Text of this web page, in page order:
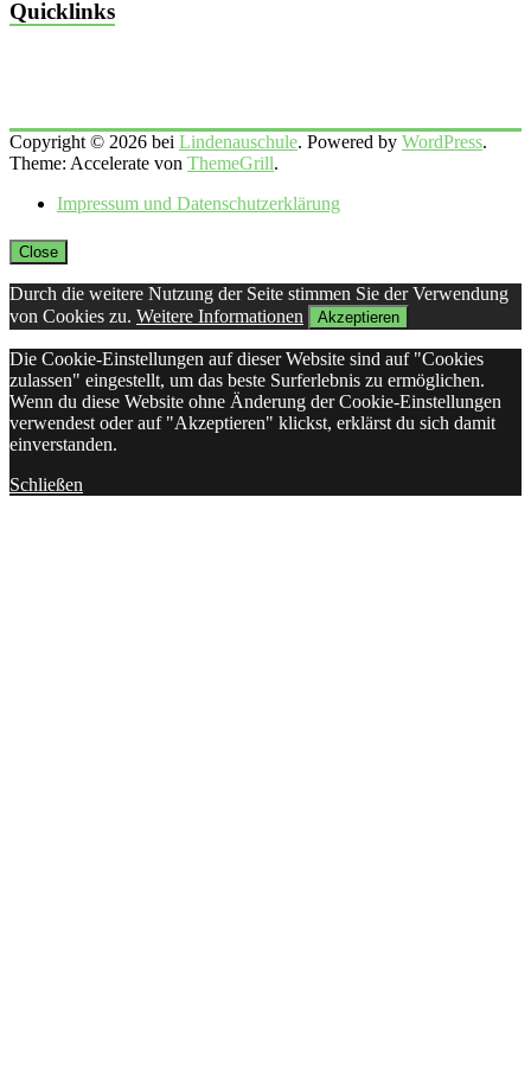
Quicklinks
Copyright © 2026 bei Lindenauschule. Powered by WordPress.
Theme: Accelerate von ThemeGrill.
Impressum und Datenschutzerklärung
Close
Durch die weitere Nutzung der Seite stimmen Sie der Verwendung
von Cookies zu. Weitere Informationen Akzeptieren
Die Cookie-Einstellungen auf dieser Website sind auf "Cookies
zulassen" eingestellt, um das beste Surferlebnis zu ermöglichen.
Wenn du diese Website ohne Änderung der Cookie-Einstellungen
verwendest oder auf "Akzeptieren" klickst, erklärst du sich damit
einverstanden.
Schließen